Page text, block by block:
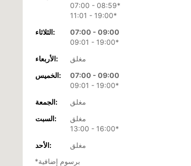
07:00 - 08:59*
11:01 - 19:00*
الثلاثاء:
07:00 - 09:00
09:01 - 19:00*
الأربعاء:
مغلق
الخميس:
07:00 - 09:00
09:01 - 19:00*
الجمعة:
مغلق
السبت:
مغلق
13:00 - 16:00*
الأحد:
مغلق
*برسوم إضافية